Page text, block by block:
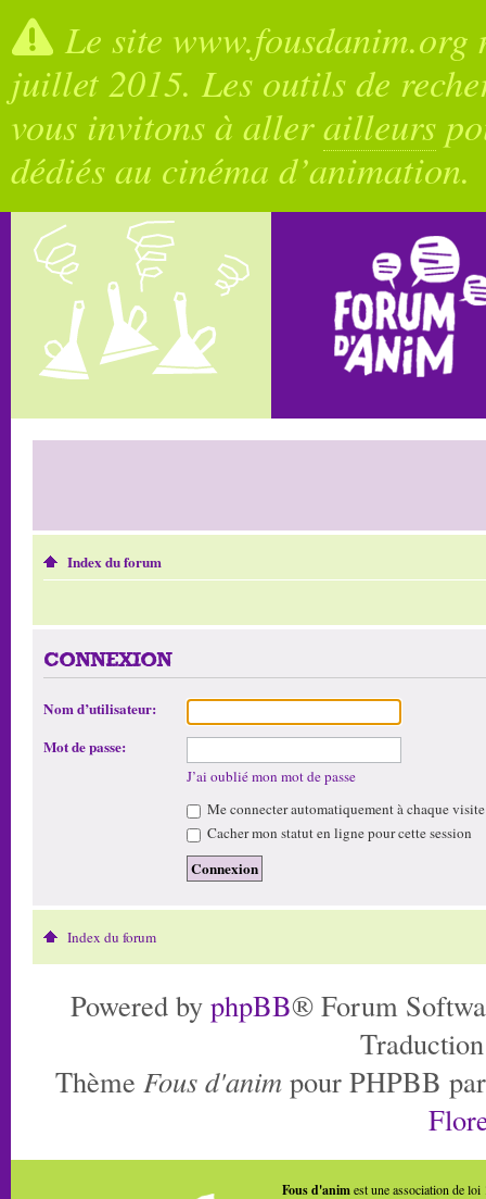
Le site
juillet 2015. Les outils de
vous invitons à allerailleurs
dédiés au cinéma d’animation.
Index du forum
CONNEXION
Nom d’utilisateur:
Mot de passe:
J’ai oublié mon mot de passe
Me connecter automatiquement à chaque visite
Cacher mon statut en ligne pour cette session
Index du forum
Powered by phpBB® Forum
Thème Fous d'anim pour PHPBB
Fous d'animest une association de loi